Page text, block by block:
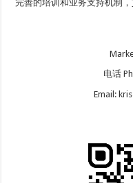
完善的培训和业务支持机制
电话
Email: